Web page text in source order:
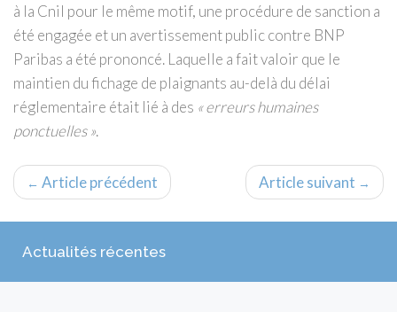
à la Cnil pour le même motif, une procédure de sanction a
été engagée et un avertissement public contre BNP
Paribas a été prononcé. Laquelle a fait valoir que le
maintien du fichage de plaignants au-delà du délai
réglementaire était lié à des « erreurs humaines
ponctuelles ».
← Article précédent Article suivant →
Actualités récentes